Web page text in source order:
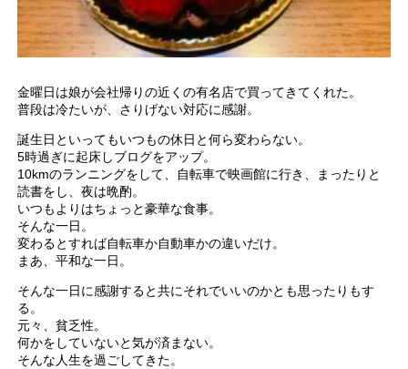
金曜日は娘が会社帰りの近くの有名店で買ってきてくれた。
普段は冷たいが、さりげない対応に感謝。
誕生日といってもいつもの休日と何ら変わらない。
5時過ぎに起床しブログをアップ。
10kmのランニングをして、自転車で映画館に行き、まったりと
読書をし、夜は晩酌。
いつもよりはちょっと豪華な食事。
そんな一日。
変わるとすれば自転車か自動車かの違いだけ。
まあ、平和な一日。
そんな一日に感謝すると共にそれでいいのかとも思ったりもす
る。
元々、貧乏性。
何かをしていないと気が済まない。
そんな人生を過ごしてきた。